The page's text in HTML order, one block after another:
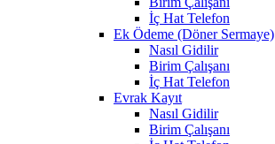
İç Hat Telefon
Ek Ödeme (Döner Sermaye)
Nasıl Gidilir
Birim Çalışanı
İç Hat Telefon
Evrak Kayıt
Nasıl Gidilir
Birim Çalışanı